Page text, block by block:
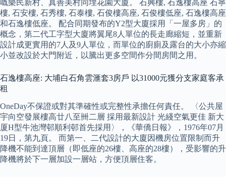
嘅樂民新村、真善美村同埋花園大廈。 石興樓, 石逸樓高座 石寧
樓, 石安樓, 石秀樓, 石泰樓, 石俊樓高座, 石俊樓低座, 石逸樓高座
和石逸樓低座。 配合同期發布的Y2型大廈採用「一屋多房」的
概念，第二代工字型大廈將翼尾8人單位的長走廊縮短，並重新
設計成更實用的7人及9人單位，而單位的廚廁及露台的大小亦縮
小並改設於大門附近，以騰出更多空間作分間房間之用。
石逸樓高座: 大埔白石角雲滙套3房戶 以31000元獲分支家庭客承
租
OneDay不保證或對其準確性或完整性承擔任何責任。 〈公共屋
宇向空發展樓高廿八至卌二層 採用最新設計 光綫空氣更佳 新大
厦H型牛池灣邨順利邨首先採用〉，《華僑日報》，1976年07月
19日，第九頁。 而第一、二代設計的大廈因機房位置限制而升
降機不能到達頂層（即低座的26樓、高座的28樓），受影響的升
降機將於下一層加設一層站，方便頂層住客。